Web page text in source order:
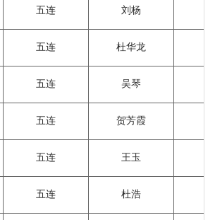
五连 刘杨
五连 杜华龙
五连 吴琴
五连 贺芳霞
五连 王玉
五连 杜浩